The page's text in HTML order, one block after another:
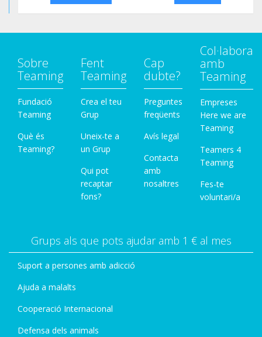
Sobre
Teaming
Fundació
Teaming
Què és
Teaming?
Fent
Teaming
Crea el teu
Grup
Uneix-te a
un Grup
Qui pot
recaptar
fons?
Cap
dubte?
Preguntes
freqüents
Avís legal
Contacta
amb
nosaltres
Col·labora
amb
Teaming
Empreses
Here we are
Teaming
Teamers 4
Teaming
Fes-te
voluntari/a
Grups als que pots ajudar amb 1 € al mes
Suport a persones amb adicció
Ajuda a malalts
Cooperació Internacional
Defensa dels animals